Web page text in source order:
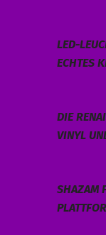
LED-
ECHTES
DIE
VINYL
SHAZAM